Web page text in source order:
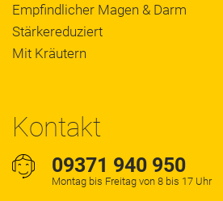
Empfindlicher Magen & Darm
Stärkereduziert
Mit Kräutern
Kontakt
09371 940 950
Montag bis Freitag von 8 bis 17 Uhr